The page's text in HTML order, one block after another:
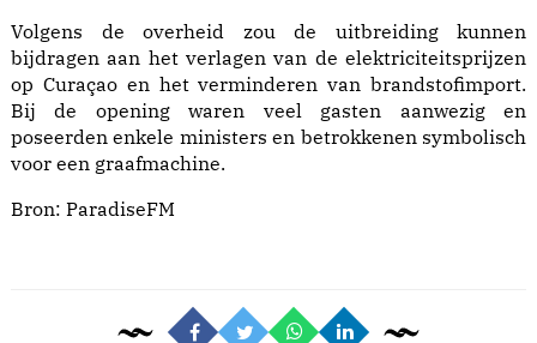
Volgens de overheid zou de uitbreiding kunnen
bijdragen aan het verlagen van de elektriciteitsprijzen
op Curaçao en het verminderen van brandstofimport.
Bij de opening waren veel gasten aanwezig en
poseerden enkele ministers en betrokkenen symbolisch
voor een graafmachine.
Bron: ParadiseFM